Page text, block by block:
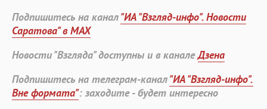
Подпишитесь на канал"ИА "Взгляд-инфо". Новости
Саратова" в MAX
Новости "Взгляда" доступны и в каналеДзена
Подпишитесь на телеграм-канал"ИА "Взгляд-инфо".
Вне формата": заходите - будет интересно